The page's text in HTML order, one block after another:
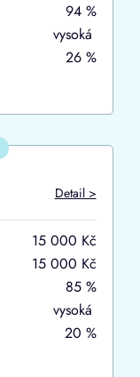
94 %
vysoká
26 %
Detail >
15 000 Kč
15 000 Kč
85 %
vysoká
20 %